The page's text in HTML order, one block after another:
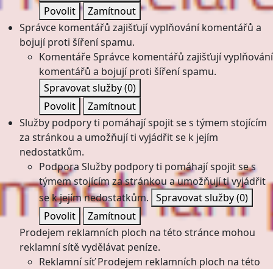
Povolit
Zamítnout
Správce komentářů zajišťují vyplňování komentářů a
bojují proti šíření spamu.
KomentářeSprávce komentářů zajišťují vyplňování
komentářů a bojují proti šíření spamu.
Spravovat služby(0)
Povolit
Zamítnout
Služby podpory ti pomáhají spojit se s týmem stojícím
za stránkou a umožňují ti vyjádřit se k jejím
nedostatkům.
Podpora Služby podpory ti pomáhají spojit se s
týmem stojícím za stránkou a umožňují ti vyjádřit
se k jejím nedostatkům. Spravovat služby(0)
Povolit
Zamítnout
Prodejem reklamních ploch na této stránce mohou
reklamní sítě vydělávat peníze.
Reklamní síť Prodejem reklamních ploch na této